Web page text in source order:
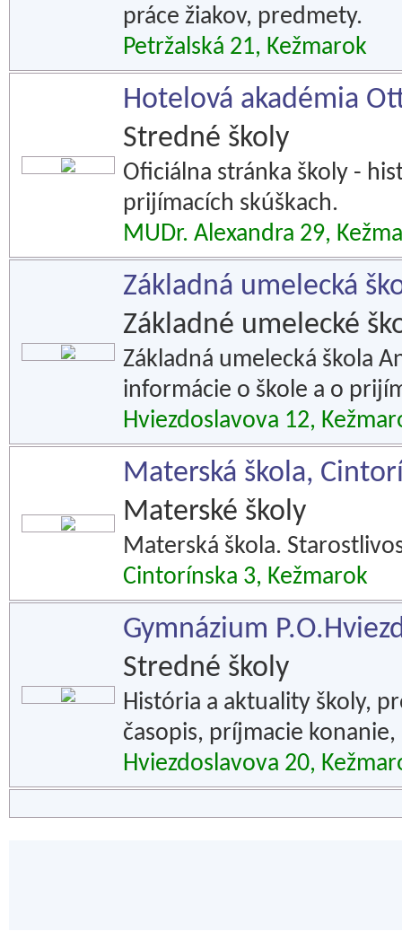
práce žiakov, predmety.
Petržalská 21, Kežmarok
Hotelová akadémia
Stredné školy
Oficiálna stránka školy -
prijímacích skúškach.
MUDr. Alexandra 29,
Základná umelecká
Základné umelecké
Základná umelecká škola
informácie o škole a o
Hviezdoslavova 12,
Materská škola,
Materské školy
Materská škola.
Cintorínska 3, Kežmarok
Gymnázium
Stredné školy
História a aktuality školy,
časopis, príjmacie
Hviezdoslavova 20,